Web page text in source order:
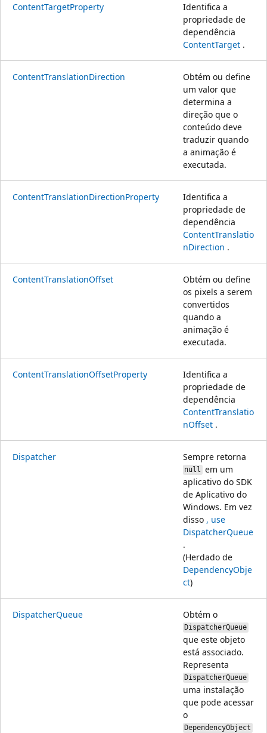
ContentTargetProperty
Identifica a
propriedade de
dependência
ContentTarget .
ContentTranslationDirection
Obtém ou define
um valor que
determina a
direção que o
conteúdo deve
traduzir quando
a animação é
executada.
ContentTranslationDirectionProperty
Identifica a
propriedade de
dependência
ContentTranslatio
nDirection .
ContentTranslationOffset
Obtém ou define
os pixels a serem
convertidos
quando a
animação é
executada.
ContentTranslationOffsetProperty
Identifica a
propriedade de
dependência
ContentTranslatio
nOffset .
Dispatcher Sempre retorna
null em um
aplicativo do SDK
de Aplicativo do
Windows. Em vez
disso , use
DispatcherQueue
.
(Herdado de
DependencyObje
ct)
DispatcherQueue Obtém o
DispatcherQueue
que este objeto
está associado.
Representa
DispatcherQueue
uma instalação
que pode acessar
o
DependencyObject